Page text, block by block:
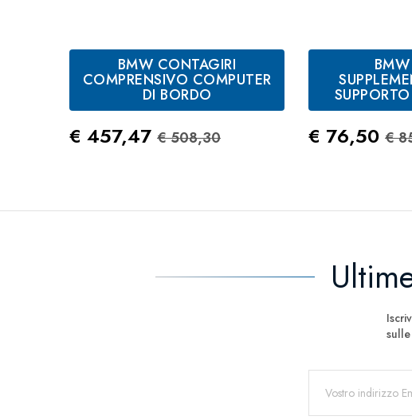
BMW CONTAGIRI
COMPRENSIVO COMPUTER
DI BORDO
Prezzo
€ 457,47 Prezzo Standard
€ 508,30 Prezzo
€ 76,50 €